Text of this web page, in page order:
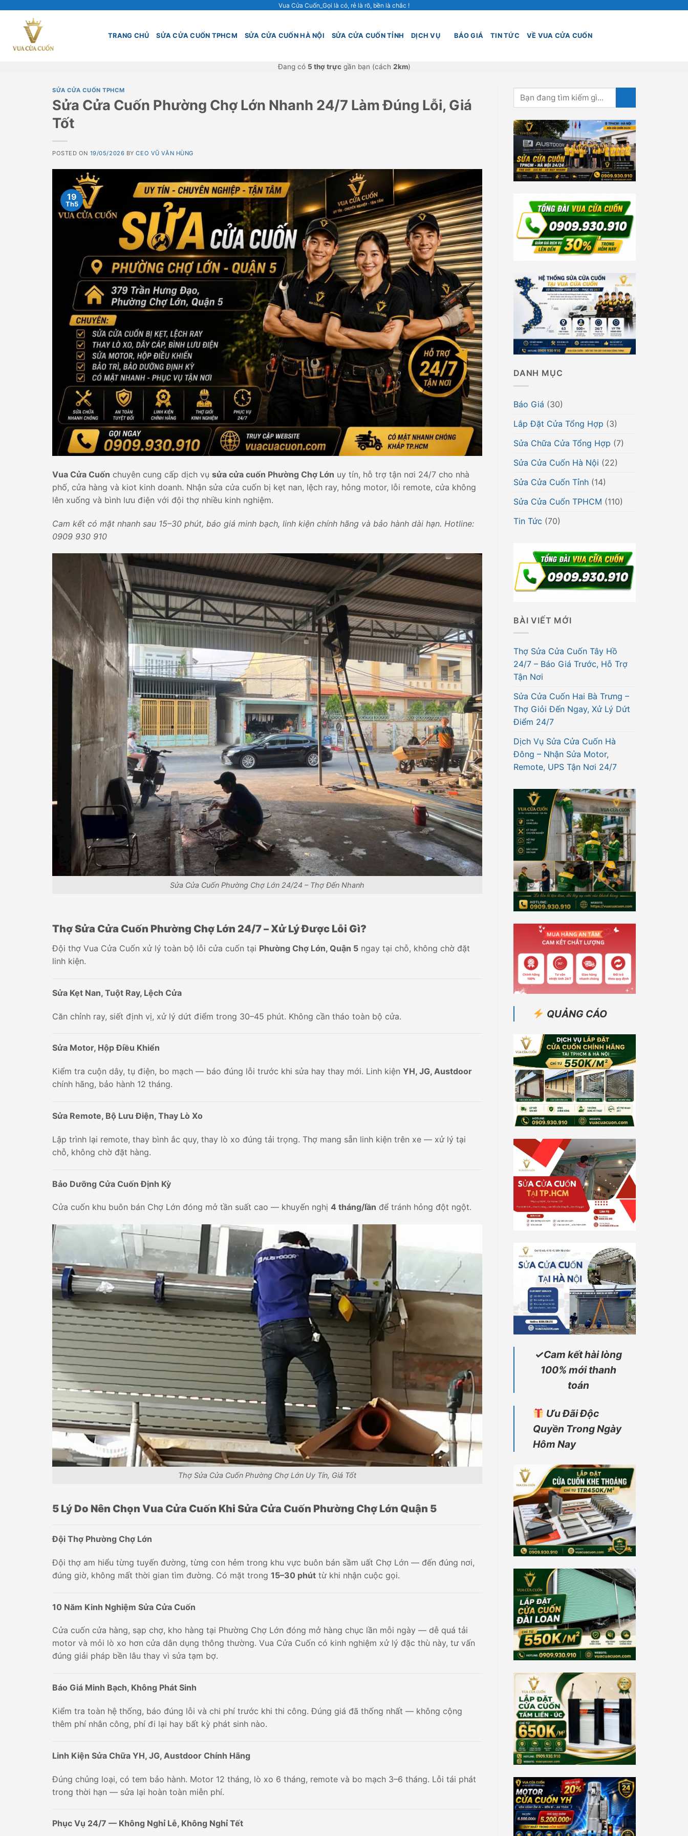
content
Vua Cửa Cuốn_Gọi là có, rẻ là rõ, bền là chắc !
TRANG CHỦ SỬA CỬA CUỐN TPHCM SỬA CỬA CUỐN HÀ NỘI SỬA CỬA CUỐN TỈNH DỊCH VỤ BÁO GIÁ TIN TỨC VỀ VUA CỬA CUỐN
Đang có 5 thợ trựcgần bạn (cách 2km)
SỬA CỬA CUỐN TPHCM
Sửa Cửa Cuốn Phường Chợ Lớn Nhanh 24/7 Làm Đúng Lỗi, Giá
Tốt
POSTED ON 19/05/2026 BYCEO VŨ VĂN HÙNG
19
Th5
Vua Cửa Cuốn chuyên cung cấp dịch vụ sửa cửa cuốn Phường Chợ Lớn uy tín, hỗ trợ tận nơi 24/7 cho nhà
phố, cửa hàng và kiot kinh doanh. Nhận sửa cửa cuốn bị kẹt nan, lệch ray, hỏng motor, lỗi remote, cửa không
lên xuống và bình lưu điện với đội thợ nhiều kinh nghiệm.
Cam kết có mặt nhanh sau 15–30 phút, báo giá minh bạch, linh kiện chính hãng và bảo hành dài hạn. Hotline:
0909 930 910
Sửa Cửa Cuốn Phường Chợ Lớn 24/24 – Thợ Đến Nhanh
Thợ Sửa Cửa Cuốn Phường Chợ Lớn 24/7 – Xử Lý Được Lỗi Gì?
Đội thợ Vua Cửa Cuốn xử lý toàn bộ lỗi cửa cuốn tại Phường Chợ Lớn, Quận 5 ngay tại chỗ, không chờ đặt
linh kiện.
Sửa Kẹt Nan, Tuột Ray, Lệch Cửa
Căn chỉnh ray, siết định vị, xử lý dứt điểm trong 30–45 phút. Không cần tháo toàn bộ cửa.
Sửa Motor, Hộp Điều Khiển
Kiểm tra cuộn dây, tụ điện, bo mạch — báo đúng lỗi trước khi sửa hay thay mới. Linh kiện YH, JG, Austdoor
chính hãng, bảo hành 12 tháng.
Sửa Remote, Bộ Lưu Điện, Thay Lò Xo
Lập trình lại remote, thay bình ắc quy, thay lò xo đúng tải trọng. Thợ mang sẵn linh kiện trên xe — xử lý tại
chỗ, không chờ đặt hàng.
Bảo Dưỡng Cửa Cuốn Định Kỳ
Cửa cuốn khu buôn bán Chợ Lớn đóng mở tần suất cao — khuyến nghị 4 tháng/lần để tránh hỏng đột ngột.
Thợ Sửa Cửa Cuốn Phường Chợ Lớn Uy Tín, Giá Tốt
5 Lý Do Nên Chọn Vua Cửa Cuốn Khi Sửa Cửa Cuốn Phường Chợ Lớn Quận 5
Đội Thợ Phường Chợ Lớn
Đội thợ am hiểu từng tuyến đường, từng con hẻm trong khu vực buôn bán sầm uất Chợ Lớn — đến đúng nơi,
đúng giờ, không mất thời gian tìm đường. Có mặt trong 15–30 phút từ khi nhận cuộc gọi.
10 Năm Kinh Nghiệm Sửa Cửa Cuốn
Cửa cuốn cửa hàng, sạp chợ, kho hàng tại Phường Chợ Lớn đóng mở hàng chục lần mỗi ngày — dễ quá tải
motor và mỏi lò xo hơn cửa dân dụng thông thường. Vua Cửa Cuốn có kinh nghiệm xử lý đặc thù này, tư vấn
đúng giải pháp bền lâu thay vì sửa tạm bợ.
Báo Giá Minh Bạch, Không Phát Sinh
Kiểm tra toàn hệ thống, báo đúng lỗi và chi phí trước khi thi công. Đúng giá đã thống nhất — không cộng
thêm phí nhân công, phí đi lại hay bất kỳ phát sinh nào.
Linh Kiện Sửa Chữa YH, JG, Austdoor Chính Hãng
Đúng chủng loại, có tem bảo hành. Motor 12 tháng, lò xo 6 tháng, remote và bo mạch 3–6 tháng. Lỗi tái phát
trong thời hạn — sửa lại hoàn toàn miễn phí.
Phục Vụ 24/7 — Không Nghỉ Lễ, Không Nghỉ Tết
DANH MỤC
Báo Giá (30)
Lắp Đặt Cửa Tổng Hợp (3)
Sửa Chữa Cửa Tổng Hợp (7)
Sửa Cửa Cuốn Hà Nội (22)
Sửa Cửa Cuốn Tỉnh (14)
Sửa Cửa Cuốn TPHCM (110)
Tin Tức (70)
BÀI VIẾT MỚI
Thợ Sửa Cửa Cuốn Tây Hồ
24/7 – Báo Giá Trước, Hỗ Trợ
Tận Nơi
Sửa Cửa Cuốn Hai Bà Trưng –
Thợ Giỏi Đến Ngay, Xử Lý Dứt
Điểm 24/7
Dịch Vụ Sửa Cửa Cuốn Hà
Đông – Nhận Sửa Motor,
Remote, UPS Tận Nơi 24/7
QUẢNG CÁO
✓Cam kết hài lòng
100% mới thanh
toán
Ưu Đãi Độc
Quyền Trong Ngày
Hôm Nay